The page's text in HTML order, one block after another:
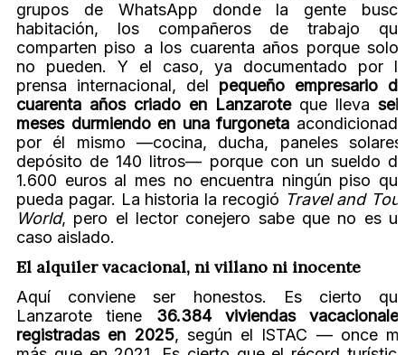
grupos de WhatsApp donde la gente
habitación, los compañeros de trabajo
comparten piso a los cuarenta años porque
no pueden. Y el caso, ya documentado por
prensa internacional, del pequeño empresario
cuarenta años criado en Lanzaroteque lleva
meses durmiendo en una furgoneta
por él mismo —cocina, ducha, paneles
depósito de 140 litros— porque con un sueldo
1.600 euros al mes no encuentra ningún piso
pueda pagar. La historia la recogió Travel and
World, pero el lector conejero sabe que no es
caso aislado.
El alquiler vacacional, ni villano ni inocente
Aquí conviene ser honestos. Es cierto
Lanzarote tiene 36.384 viviendas
registradas en 2025, según el ISTAC — once